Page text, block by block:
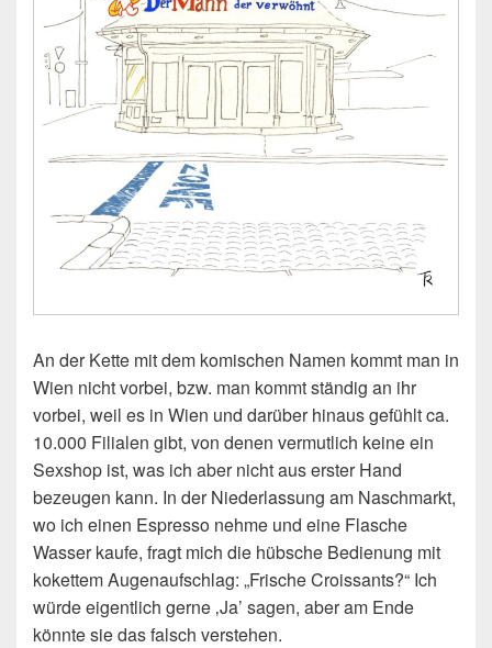
An der Kette mit dem komischen Namen kommt man in
Wien nicht vorbei, bzw. man kommt ständig an ihr
vorbei, weil es in Wien und darüber hinaus gefühlt ca.
10.000 Filialen gibt, von denen vermutlich keine ein
Sexshop ist, was ich aber nicht aus erster Hand
bezeugen kann. In der Niederlassung am Naschmarkt,
wo ich einen Espresso nehme und eine Flasche
Wasser kaufe, fragt mich die hübsche Bedienung mit
kokettem Augenaufschlag: „Frische Croissants?“ Ich
würde eigentlich gerne ‚Ja’ sagen, aber am Ende
könnte sie das falsch verstehen.